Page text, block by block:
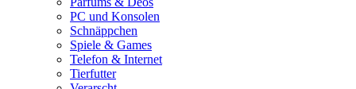
PC und Konsolen
Schnäppchen
Spiele & Games
Telefon & Internet
Tierfutter